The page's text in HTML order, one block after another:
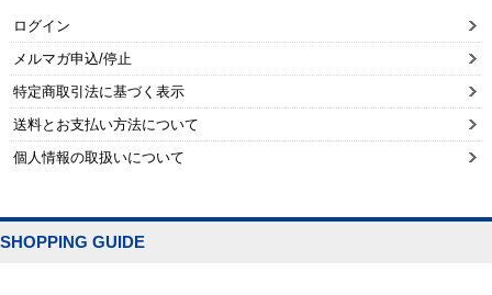
ログイン
メルマガ申込/停止
特定商取引法に基づく表示
送料とお支払い方法について
個人情報の取扱いについて
SHOPPING GUIDE